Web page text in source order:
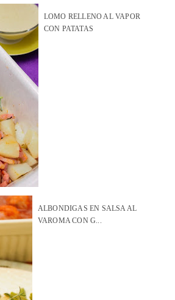
LOMO RELLENO AL VAPOR
CON PATATAS
ALBONDIGAS EN SALSA AL
VAROMA CON G...